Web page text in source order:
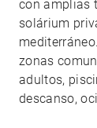
con amplias
solárium
zonas
adultos,
descanso,